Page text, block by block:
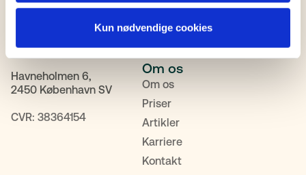
Kun nødvendige cookies
12.30-16
Fredag: 9-12 og 13-16
Tlf:+45 88 62 60 50
Havneholmen 6,
2450 København SV
CVR: 38364154
Erhverv
Dødsbobehandling
Om os
Om os
Priser
Artikler
Karriere
Kontakt